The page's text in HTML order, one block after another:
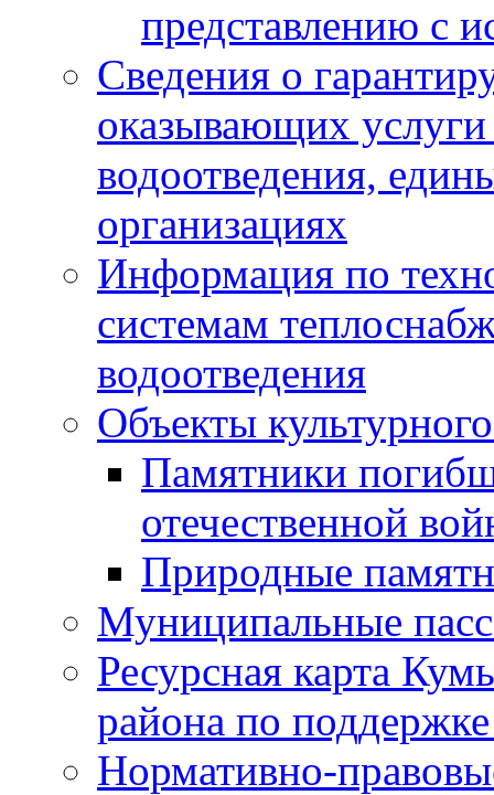
представлению с
Сведения о
оказывающих
водоотведения,
организациях
Информация по
системам
водоотведения
Объекты
Памятники
отечественной
Природные
Муниципальные
Ресурсная карта
района по
Нормативно-